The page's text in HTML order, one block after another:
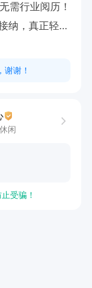
需行业阅历！
纳，真正轻松
把手教学，完
，多劳多
辛苦拓客，轻
、拍摄流程、
谢谢！
闲
受骗！